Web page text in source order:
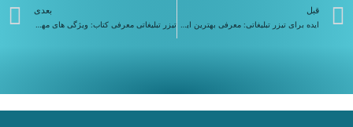
قبلی
قبل بعدی